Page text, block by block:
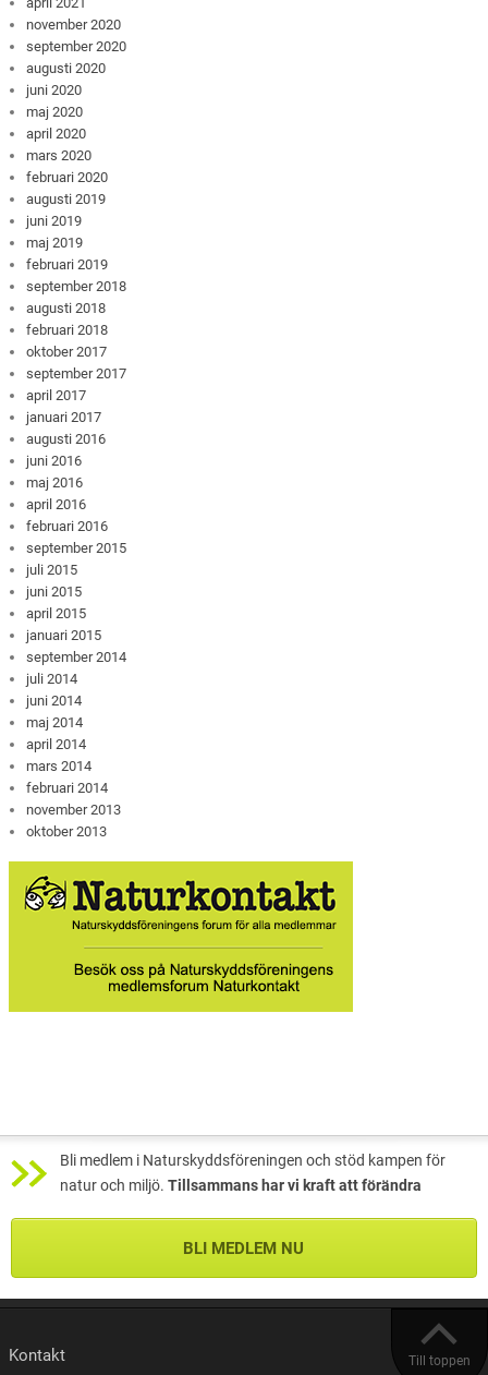
november 2020
september 2020
augusti 2020
juni 2020
maj 2020
april 2020
mars 2020
februari 2020
augusti 2019
juni 2019
maj 2019
februari 2019
september 2018
augusti 2018
februari 2018
oktober 2017
september 2017
april 2017
januari 2017
augusti 2016
juni 2016
maj 2016
april 2016
februari 2016
september 2015
juli 2015
juni 2015
april 2015
januari 2015
september 2014
juli 2014
juni 2014
maj 2014
april 2014
mars 2014
februari 2014
november 2013
oktober 2013
Bli medlem i Naturskyddsföreningen och stöd kampen för
natur och miljö. Tillsammans har vi kraft att förändra
BLI MEDLEM NU
Till toppen
Kontakt